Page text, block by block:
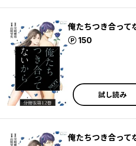
俺たちつき合って
150
ポイント
試し読み
俺たちつき合って